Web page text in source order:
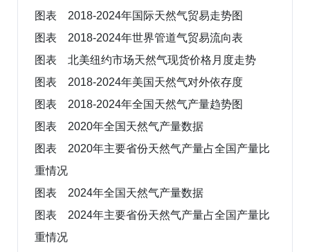
图表 2018-2024年国际天然气贸易走势图
图表 2018-2024年世界管道气贸易流向表
图表 北美纽约市场天然气现货价格月度走势
图表 2018-2024年美国天然气对外依存度
图表 2018-2024年全国天然气产量趋势图
图表 2020年全国天然气产量数据
图表 2020年主要省份天然气产量占全国产量比
重情况
图表 2024年全国天然气产量数据
图表 2024年主要省份天然气产量占全国产量比
重情况